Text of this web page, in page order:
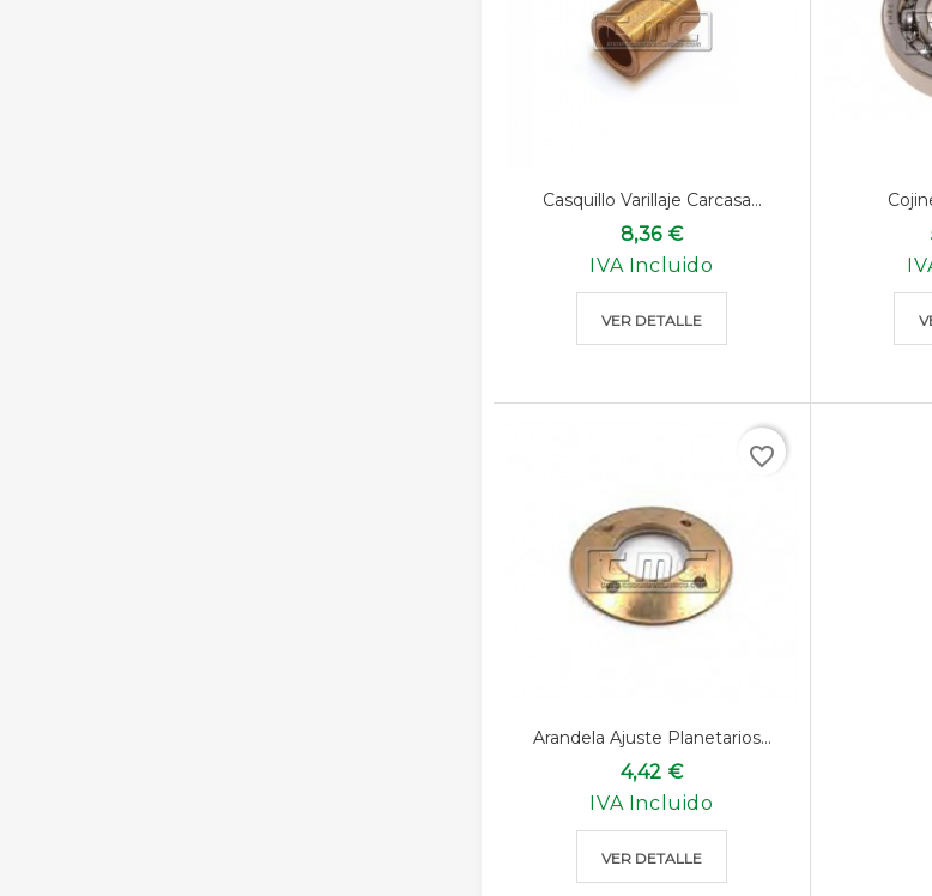
Casquillo Varillaje Carcasa...
8,36 €
IVA Incluido
VER DETALLE
Arandela Ajuste Planetarios...
4,42 €
IVA Incluido
VER DETALLE
favorite_border